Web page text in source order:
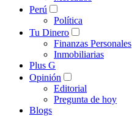
Perú
Política
Tu Dinero
Finanzas Personales
Inmobiliarias
Plus G
Opinión
Editorial
Pregunta de hoy
Blogs